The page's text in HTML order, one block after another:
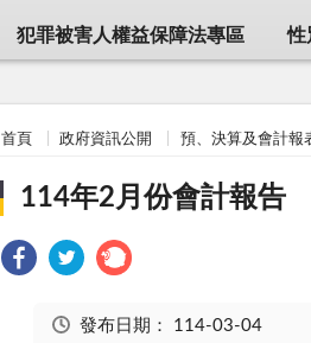
犯罪被害人權益保障法專區 性
首頁 政府資訊公開 預、決算及會計報
114年2月份會計報告
發布日期： 114-03-04